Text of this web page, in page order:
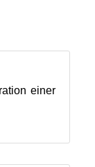
einer